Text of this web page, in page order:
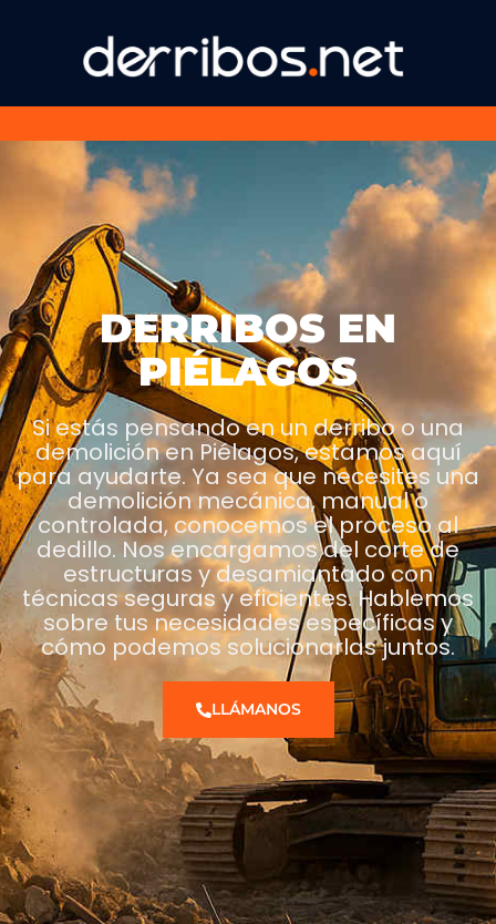
DERRIBOS EN
PIÉLAGOS
Si estás pensando en un derribo o una
demolición en Piélagos, estamos aquí
para ayudarte. Ya sea que necesites una
demolición mecánica, manual o
controlada, conocemos el proceso al
dedillo. Nos encargamos del corte de
estructuras y desamiantado con
técnicas seguras y eficientes. Hablemos
sobre tus necesidades específicas y
cómo podemos solucionarlas juntos.
LLÁMANOS